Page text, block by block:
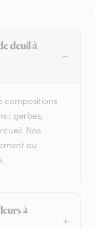
deuil à
compositions
: gerbes,
Nos
au
à